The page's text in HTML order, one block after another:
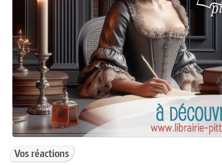
Vos réactions